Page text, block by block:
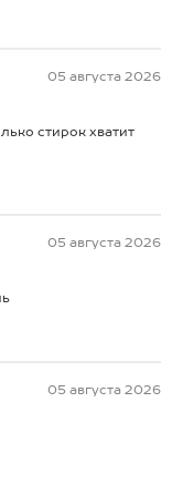
05 августа 2026
стирок хватит
05 августа 2026
05 августа 2026